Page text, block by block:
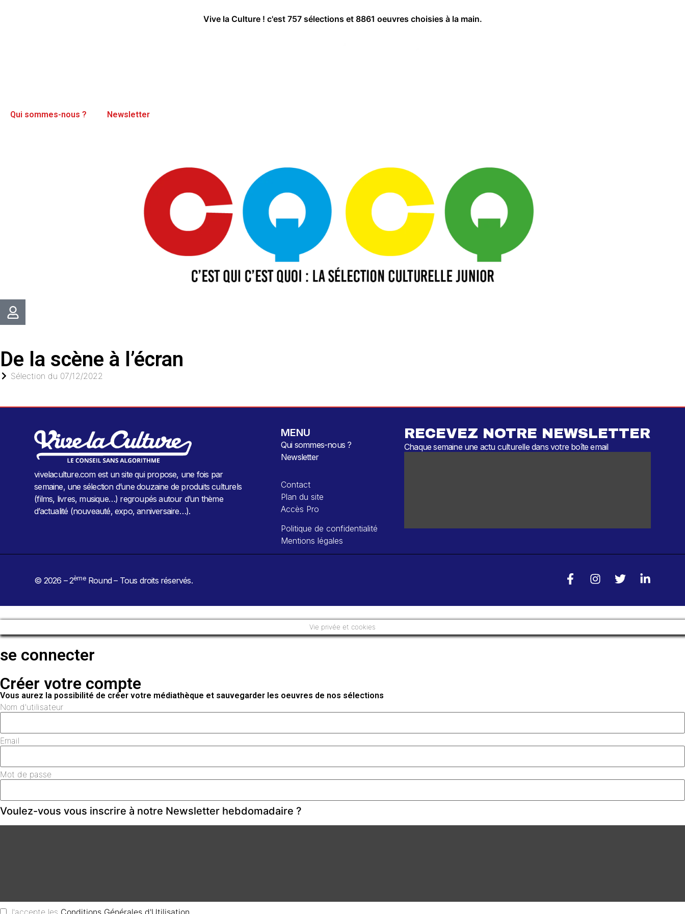
Vive la Culture ! c'est 757 sélections et 8861 oeuvres choisies à la main.
Qui sommes-nous ? Newsletter
De la scène à l’écran
Sélection du 07/12/2022
vivelaculture.com est un site qui propose, une fois par
semaine, une sélection d’une douzaine de produits culturels
(films, livres, musique…) regroupés autour d’un thème
d’actualité (nouveauté, expo, anniversaire…).
MENU
Qui sommes-nous ?
Newsletter
Contact
Plan du site
Accès Pro
Politique de confidentialité
Mentions légales
RECEVEZ NOTRE NEWSLETTER
Chaque semaine une actu culturelle dans votre boîte email
© 2026 – 2èmeRound – Tous droits réservés.
Vie privée et cookies
se connecter
Créer votre compte
Vous aurez la possibilité de créer votre médiathèque et sauvegarder les oeuvres de nos sélections
Nom d'utilisateur
Email
Mot de passe
Voulez-vous vous inscrire à notre Newsletter hebdomadaire ?
J'accepte les Conditions Générales d'Utilisation